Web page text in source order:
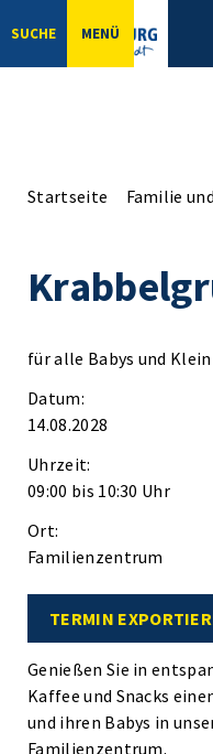
SUCHE MENÜ
Startseite Familie
für alle Babys und
Datum:
14.08.2028
Uhrzeit:
09:00 bis 10:30 Uhr
Ort:
Familienzentrum
TERMIN
Genießen Sie in
Kaffee und Snacks
und ihren Babys in
Familienzentrum.